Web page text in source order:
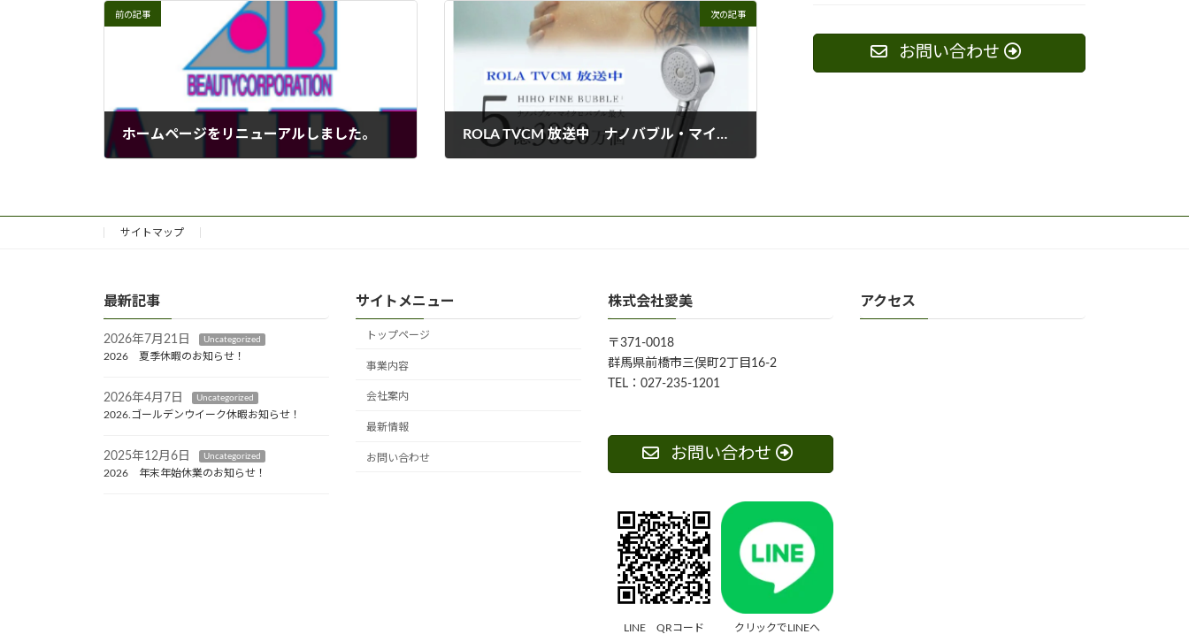
前の記事
ホームページをリニューアルしました。
次の記事
ROLA TVCM 放送中 ナノバブル・マイクロバブル！
お問い合わせ
サイトマップ
最新記事
2026年7月21日 Uncategorized
2026 夏季休暇のお知らせ！
2026年4月7日 Uncategorized
2026.ゴールデンウイーク休暇お知らせ！
2025年12月6日 Uncategorized
2026 年末年始休業のお知らせ！
サイトメニュー
トップページ
事業内容
会社案内
最新情報
お問い合わせ
株式会社愛美
〒371-0018
群馬県前橋市三俣町2丁目16-2
TEL：027-235-1201
お問い合わせ
LINE QRコード クリックでLINEへ
アクセス